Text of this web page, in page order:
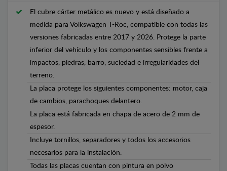
El cubre cárter metálico es nuevo y está diseñado a
medida para Volkswagen T-Roc, compatible con todas las
versiones fabricadas entre 2017 y 2026. Protege la parte
inferior del vehículo y los componentes sensibles frente a
impactos, piedras, barro, suciedad e irregularidades del
terreno.
La placa protege los siguientes componentes: motor, caja
de cambios, parachoques delantero.
La placa está fabricada en chapa de acero de 2 mm de
espesor.
Incluye tornillos, separadores y todos los accesorios
necesarios para la instalación.
Todas las placas cuentan con pintura en polvo